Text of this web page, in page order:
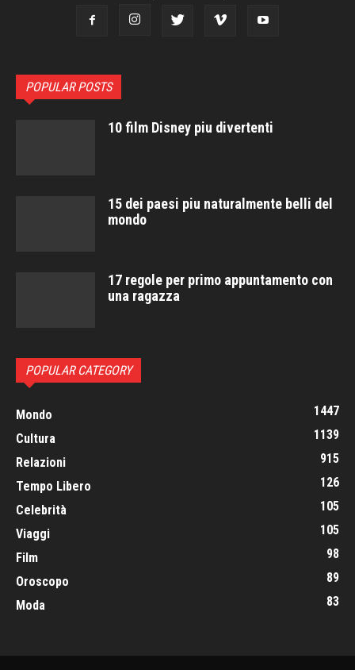
POPULAR POSTS
10 film Disney piu divertenti
15 dei paesi piu naturalmente belli del
mondo
17 regole per primo appuntamento con
una ragazza
POPULAR CATEGORY
Mondo
1447
Cultura
1139
Relazioni
915
Tempo Libero
126
Celebrità
105
Viaggi
105
Film
98
Oroscopo
89
Moda
83